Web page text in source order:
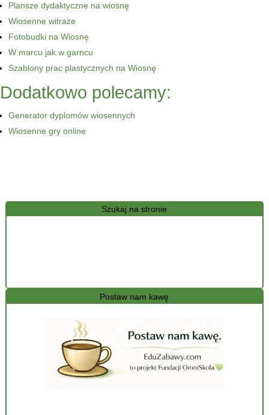
Szukaj na stronie
Postaw nam kawę
Plansze dydaktyczne na wiosnę
Wiosenne witraże
Fotobudki na Wiosnę
W marcu jak w garncu
Szablony prac plastycznych na Wiosnę
Dodatkowo polecamy:
Generator dyplomów wiosennych
Wiosenne gry online